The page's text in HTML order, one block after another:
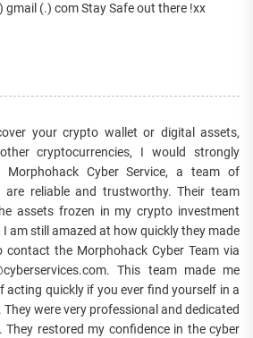
gmail (.) com Stay Safe out there !xx
your crypto wallet or digital assets,
cryptocurrencies, I would strongly
Morphohack Cyber Service, a team of
are reliable and trustworthy. Their team
assets frozen in my crypto investment
am still amazed at how quickly they made
the Morphohack Cyber Team via
This team made me
acting quickly if you ever find yourself in a
were very professional and dedicated
restored my confidence in the cyber